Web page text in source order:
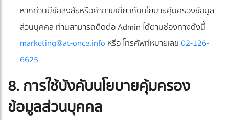
หากท่านมีข้อสงสัยหรือคำถามเกี่ยวกับนโยบายคุ้มครองข้อมูล
ส่วนบุคคล ท่านสามารถติดต่อ Admin ได้ตามช่องทางดังนี้
marketing@at-once.info หรือ โทรศัพท์หมายเลข02-126-
6625
8. การใช้บังคับนโยบายคุ้มครอง
ข้อมูลส่วนบุคคล